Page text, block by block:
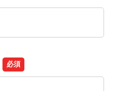
必須